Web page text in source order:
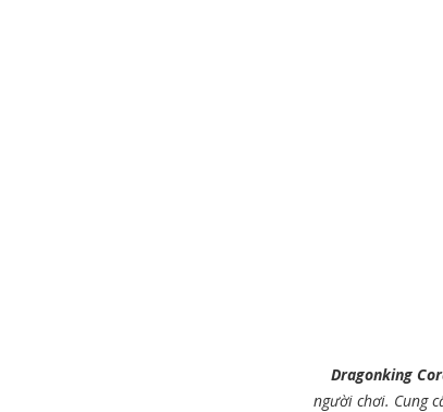
Dragonking
người chơi. Cung